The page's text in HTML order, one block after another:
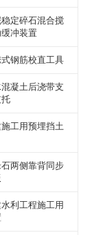
定碎石混合搅
冲装置
钢筋校直工具
凝土后浇带支
工用预埋挡土
两侧靠背同步
利工程施工用